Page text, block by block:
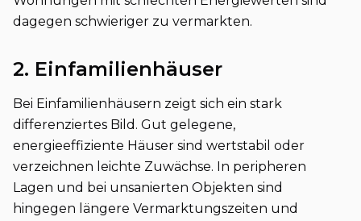
dagegen schwieriger zu vermarkten.
2. Einfamilienhäuser
Bei Einfamilienhäusern zeigt sich ein stark
differenziertes Bild. Gut gelegene,
energieeffiziente Häuser sind wertstabil oder
verzeichnen leichte Zuwächse. In peripheren
Lagen und bei unsanierten Objekten sind
hingegen längere Vermarktungszeiten und